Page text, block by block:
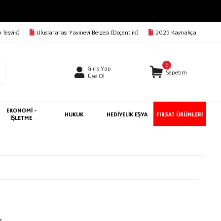
Teşvik) Uluslararası Yayınevi Belgesi (Doçentlik) 2025 Kaynakça
Giriş Yap
Üye Ol
0
Sepetim
EKONOMİ -
İŞLETME
HUKUK HEDİYELİK EŞYA FIRSAT ÜRÜNLERİ